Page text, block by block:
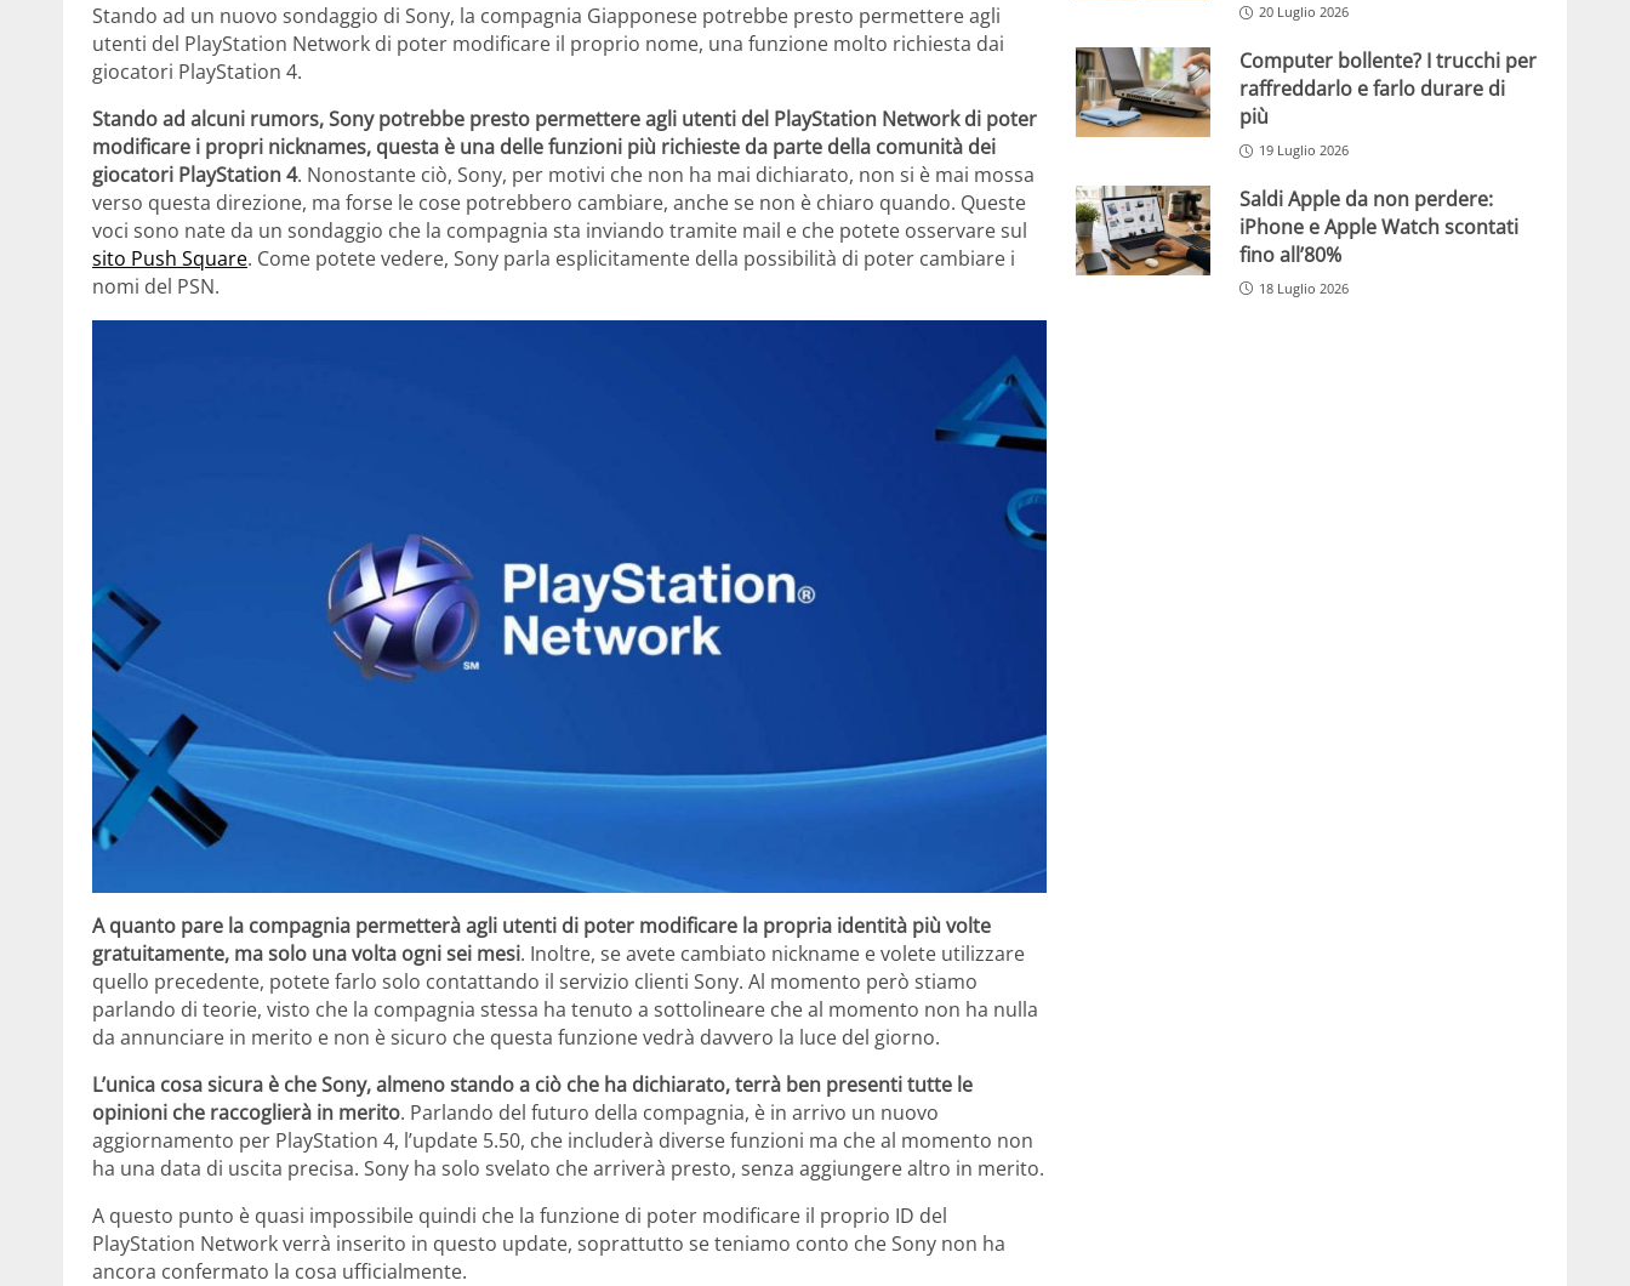
Stando ad un nuovo sondaggio di Sony, la compagnia Giapponese potrebbe presto permettere agli
utenti del PlayStation Network di poter modificare il proprio nome, una funzione molto richiesta dai
giocatori PlayStation 4.
Stando ad alcuni rumors, Sony potrebbe presto permettere agli utenti del PlayStation Network di poter
modificare i propri nicknames, questa è una delle funzioni più richieste da parte della comunità dei
giocatori PlayStation 4. Nonostante ciò, Sony, per motivi che non ha mai dichiarato, non si è mai mossa
verso questa direzione, ma forse le cose potrebbero cambiare, anche se non è chiaro quando. Queste
voci sono nate da un sondaggio che la compagnia sta inviando tramite mail e che potete osservare sul
sito Push Square. Come potete vedere, Sony parla esplicitamente della possibilità di poter cambiare i
nomi del PSN.
A quanto pare la compagnia permetterà agli utenti di poter modificare la propria identità più volte
gratuitamente, ma solo una volta ogni sei mesi. Inoltre, se avete cambiato nickname e volete utilizzare
quello precedente, potete farlo solo contattando il servizio clienti Sony. Al momento però stiamo
parlando di teorie, visto che la compagnia stessa ha tenuto a sottolineare che al momento non ha nulla
da annunciare in merito e non è sicuro che questa funzione vedrà davvero la luce del giorno.
L’unica cosa sicura è che Sony, almeno stando a ciò che ha dichiarato, terrà ben presenti tutte le
opinioni che raccoglierà in merito. Parlando del futuro della compagnia, è in arrivo un nuovo
aggiornamento per PlayStation 4, l’update 5.50, che includerà diverse funzioni ma che al momento non
ha una data di uscita precisa. Sony ha solo svelato che arriverà presto, senza aggiungere altro in merito.
A questo punto è quasi impossibile quindi che la funzione di poter modificare il proprio ID del
PlayStation Network verrà inserito in questo update, soprattutto se teniamo conto che Sony non ha
ancora confermato la cosa ufficialmente.
20 Luglio 2026
Computer bollente? I trucchi per
raffreddarlo e farlo durare di
più
19 Luglio 2026
Saldi Apple da non perdere:
iPhone e Apple Watch scontati
fino all’80%
18 Luglio 2026